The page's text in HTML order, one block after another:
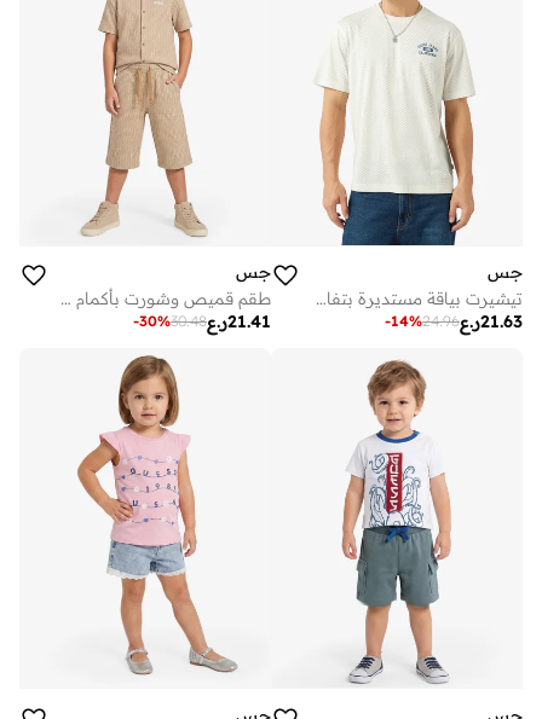
جس
تيشيرت بياقة مستديرة بتفاصيل شعار
ر.ع21.63
24.96
-14%
جس
طقم قميص وشورت بأكمام قصيرة للشباب
ر.ع21.41
30.48
-30%